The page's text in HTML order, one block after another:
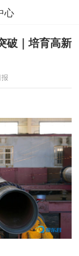
心
破｜培育高新